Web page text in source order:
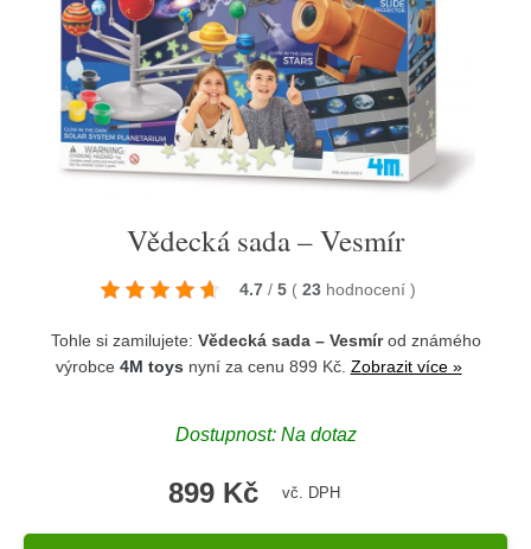
Vědecká sada – Vesmír
4.7 / 5 ( 23 hodnocení )
Tohle si zamilujete: Vědecká sada – Vesmírod známého
výrobce 4M toys nyní za cenu 899 Kč. Zobrazit více »
Dostupnost: Na dotaz
899 Kč vč. DPH